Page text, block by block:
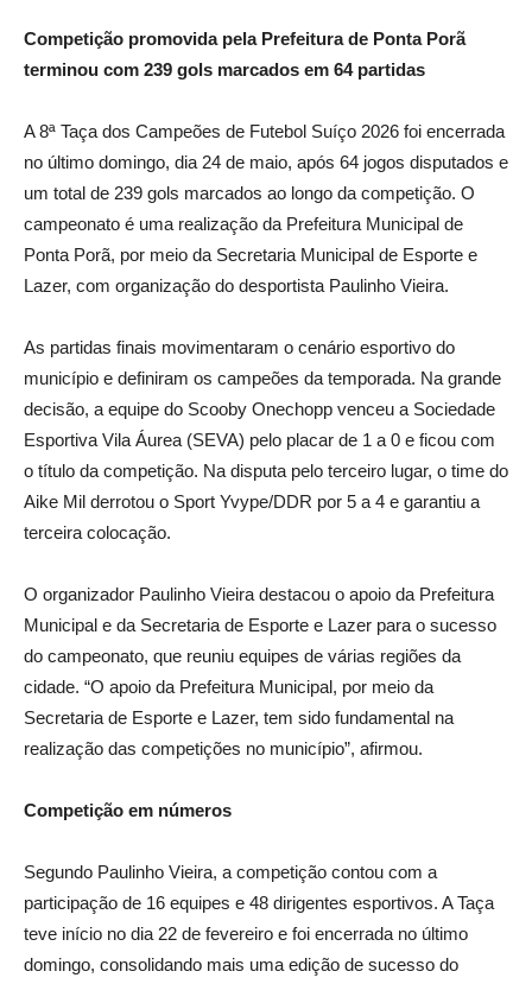
Competição promovida pela Prefeitura de Ponta Porã
terminou com 239 gols marcados em 64 partidas
A 8ª Taça dos Campeões de Futebol Suíço 2026 foi encerrada
no último domingo, dia 24 de maio, após 64 jogos disputados e
um total de 239 gols marcados ao longo da competição. O
campeonato é uma realização da Prefeitura Municipal de
Ponta Porã, por meio da Secretaria Municipal de Esporte e
Lazer, com organização do desportista Paulinho Vieira.
As partidas finais movimentaram o cenário esportivo do
município e definiram os campeões da temporada. Na grande
decisão, a equipe do Scooby Onechopp venceu a Sociedade
Esportiva Vila Áurea (SEVA) pelo placar de 1 a 0 e ficou com
o título da competição. Na disputa pelo terceiro lugar, o time do
Aike Mil derrotou o Sport Yvype/DDR por 5 a 4 e garantiu a
terceira colocação.
O organizador Paulinho Vieira destacou o apoio da Prefeitura
Municipal e da Secretaria de Esporte e Lazer para o sucesso
do campeonato, que reuniu equipes de várias regiões da
cidade. “O apoio da Prefeitura Municipal, por meio da
Secretaria de Esporte e Lazer, tem sido fundamental na
realização das competições no município”, afirmou.
Competição em números
Segundo Paulinho Vieira, a competição contou com a
participação de 16 equipes e 48 dirigentes esportivos. A Taça
teve início no dia 22 de fevereiro e foi encerrada no último
domingo, consolidando mais uma edição de sucesso do